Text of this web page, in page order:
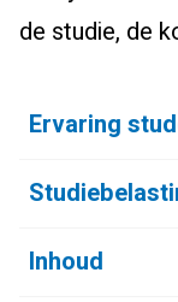
de studie, de
Ervaring
Inhoud